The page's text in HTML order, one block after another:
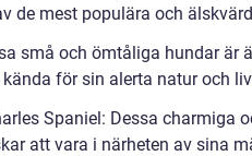
de mest populära och
små och ömtåliga hundar är
för sin alerta natur och
Spaniel: Dessa
att vara i närheten av sina